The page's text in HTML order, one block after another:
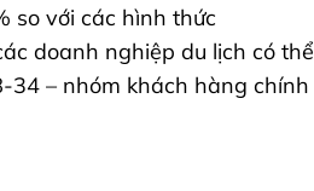
so với các hình thức
doanh nghiệp du lịch có thể
34 – nhóm khách hàng chính